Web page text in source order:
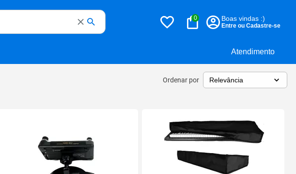
Atendimento
0 Boas vindas :)
Entre ou Cadastre-se
Ordenar por